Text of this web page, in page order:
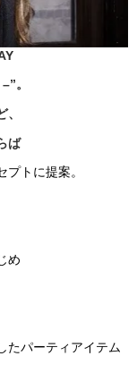
。
ば
プトに提案。
め
たパーティアイテム